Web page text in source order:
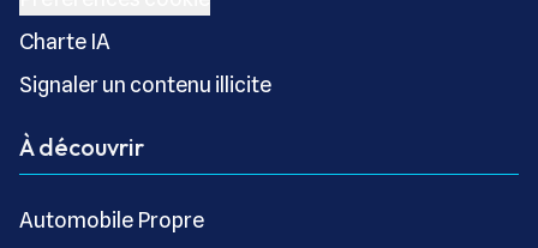
Charte IA
Signaler un contenu illicite
À découvrir
Automobile Propre